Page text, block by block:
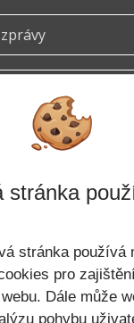
Mapa
stránka
stránka používá
pro
Dále může
pohybu